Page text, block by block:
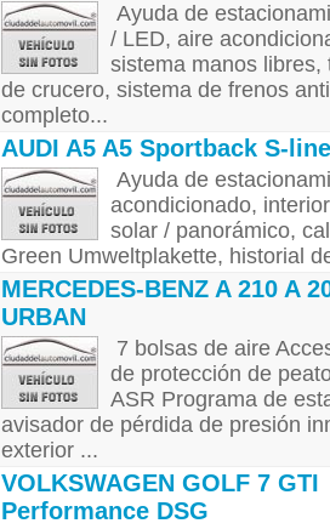
Ayuda de
/ LED, aire
sistema manos
de crucero, sistema de frenos
completo...
AUDI A5 A5 Sportback S-line
Ayuda de
acondicionado,
solar / panorámico,
Green Umweltplakette, historial
MERCEDES-BENZ A 210 A
URBAN
7 bolsas de aire
de protección de
ASR Programa de
avisador de pérdida de presión
exterior ...
VOLKSWAGEN GOLF 7 GTI
Performance DSG